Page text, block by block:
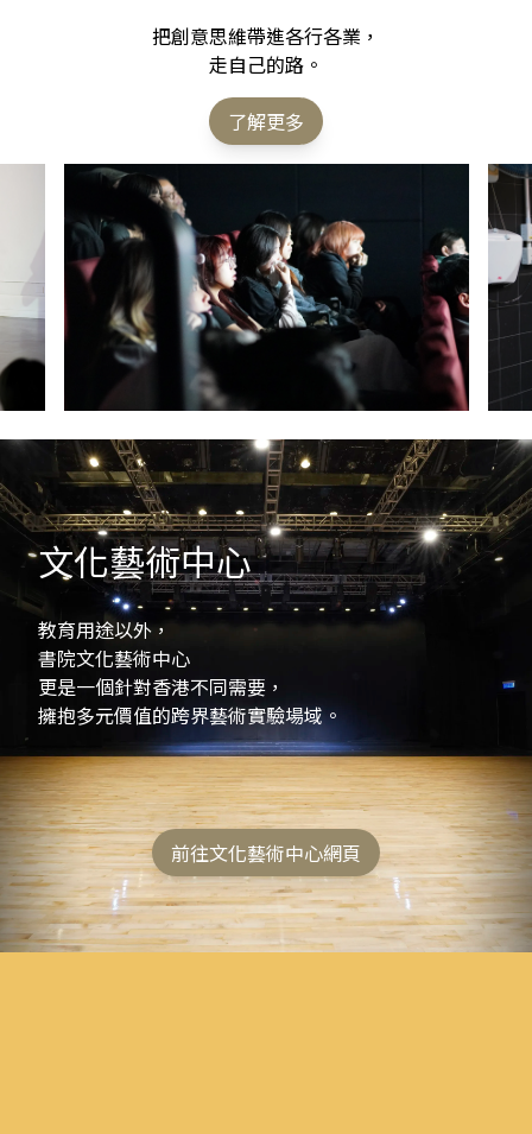
把創意思維帶進各行各業，
走自己的路。
了解更多
文化藝術中心
教育用途以外，
書院文化藝術中心
更是一個針對香港不同需要，
擁抱多元價值的跨界藝術實驗場域。
前往文化藝術中心網頁